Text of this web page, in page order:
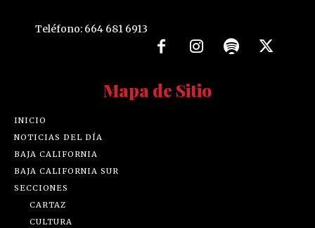
Teléfono: 664 681 6913
Mapa de Sitio
INICIO
NOTICIAS DEL DÍA
BAJA CALIFORNIA
BAJA CALIFORNIA SUR
SECCIONES
CARTAZ
CULTURA